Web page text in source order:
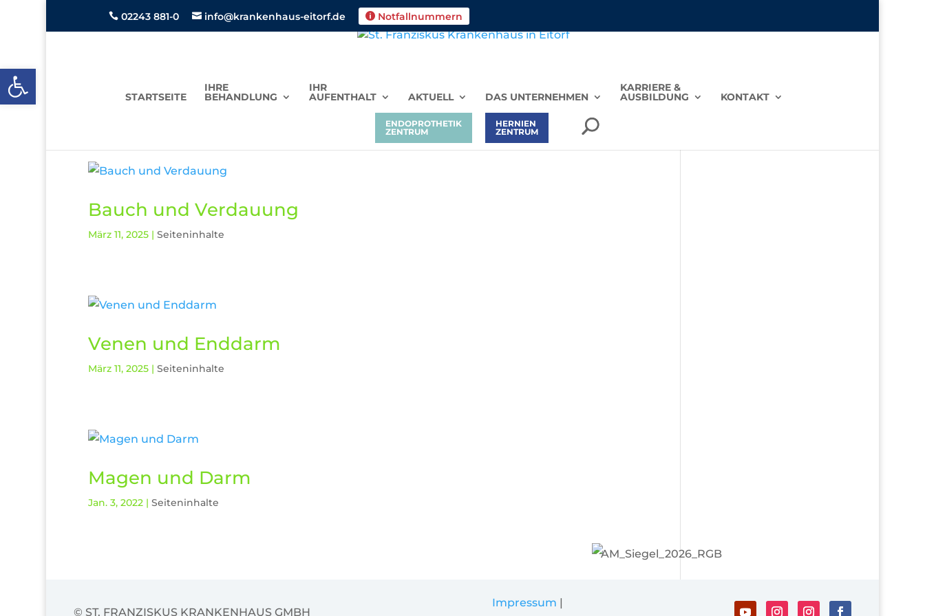
02243 881-0 info@krankenhaus-eitorf.de Notfallnummern
STARTSEITE
IHRE
BEHANDLUNG
IHR
AUFENTHALT AKTUELL DAS UNTERNEHMEN
KARRIERE &
AUSBILDUNG KONTAKT
ENDOPROTHETIK
ZENTRUM
HERNIEN
ZENTRUM
Bauch und Verdauung
März 11, 2025| Seiteninhalte
Venen und Enddarm
März 11, 2025| Seiteninhalte
Magen und Darm
Jan. 3, 2022| Seiteninhalte
© ST. FRANZISKUS KRANKENHAUS GMBH
Impressum |
Open toolbar